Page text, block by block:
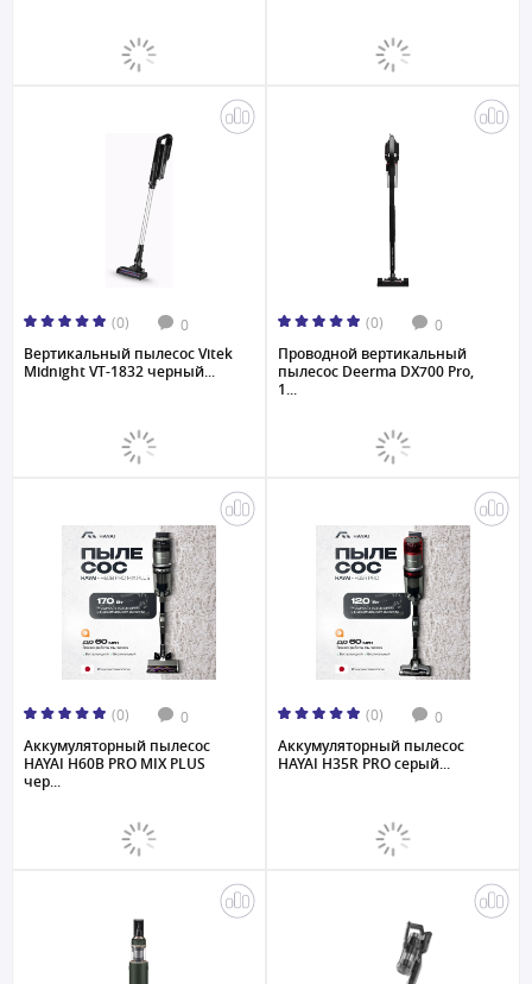
(0) 0
Вертикальный пылесос Vitek
Midnight VT-1832 черный...
(0) 0
Проводной вертикальный
пылесос Deerma DX700 Pro,
1...
(0) 0
Аккумуляторный пылесос
HAYAI H60B PRO MIX PLUS
чер...
(0) 0
Аккумуляторный пылесос
HAYAI H35R PRO серый...